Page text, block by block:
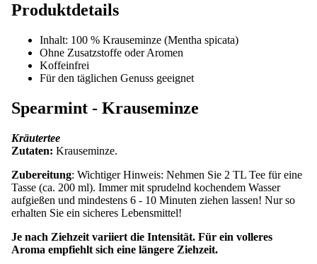
Produktdetails
Inhalt: 100 % Krauseminze (Mentha spicata)
Ohne Zusatzstoffe oder Aromen
Koffeinfrei
Für den täglichen Genuss geeignet
Spearmint - Krauseminze
Kräutertee
Zutaten: Krauseminze.
Zubereitung: Wichtiger Hinweis: Nehmen Sie 2 TL Tee für eine
Tasse (ca. 200 ml). Immer mit sprudelnd kochendem Wasser
aufgießen und mindestens 6 - 10 Minuten ziehen lassen! Nur so
erhalten Sie ein sicheres Lebensmittel!
Je nach Ziehzeit variiert die Intensität. Für ein volleres
Aroma empfiehlt sich eine längere Ziehzeit.